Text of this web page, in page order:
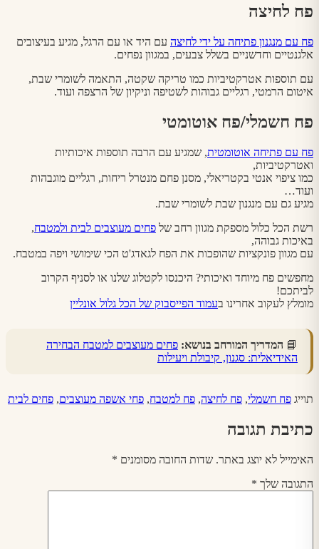
פח לחיצה
פח עם מנגנון פתיחה על ידי לחיצה עם היד או עם הרגל, מגיע בעיצובים
אלגנטיים וחדשניים בשלל צבעים, במגוון נפחים.
עם תוספות אטרקטיביות כמו טריקה שקטה, התאמה לשומרי שבת,
איטום הרמטי, רגליים גבוהות לשטיפה וניקיון של הרצפה ועוד.
פח חשמלי/פח אוטומטי
פח עם פתיחה אוטומטית, שמגיע עם הרבה תוספות איכותיות
ואטרקטיביות,
כמו ציפוי אנטי בקטריאלי, מסנן פחם מנטרל ריחות, רגליים מוגבהות
ועוד…
מגיע גם עם מנגנון שבת לשומרי שבת.
רשת הכל כלול מספקת מגוון רחב של פחים מעוצבים לבית ולמטבח,
באיכות גבוהה,
עם מגוון פונקציות שהופכות את הפח לגאדג'ט הכי שימושי ויפה במטבח.
מחפשים פח מיוחד ואיכותי? היכנסו לקטלוג שלנו או לסניף הקרוב
לביתכם!
מומלץ לעקוב אחרינו בעמוד הפייסבוק של הכל גלול אונליין
📘 המדריך המורחב בנושא: פחים מעוצבים למטבח הבחירה
האידיאלית: סגנון, קיבולת ויעילות
תוייג פח חשמלי, פח לחיצה, פח למטבח, פחי אשפה מעוצבים, פחים לבית
כתיבת תגובה
האימייל לא יוצג באתר. שדות החובה מסומנים *
התגובה שלך *